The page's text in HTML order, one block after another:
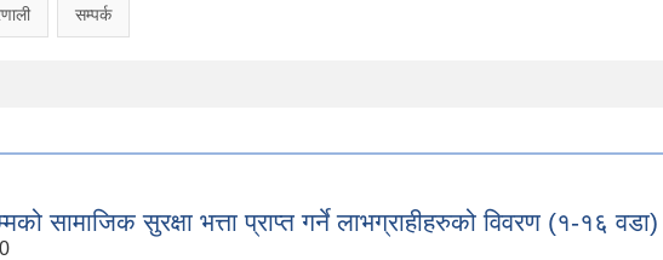
सम्पर्क
सामाजिक सुरक्षा भत्ता प्राप्त गर्ने लाभग्राहीहरुको विवरण (१-१६ वडा)